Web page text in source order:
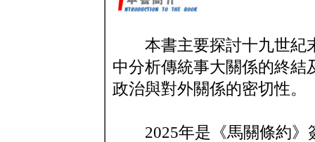
本書主要探討十九世紀
中分析傳統事大關係的終結
政治與對外關係的密切性。
2025年是《馬關條約》